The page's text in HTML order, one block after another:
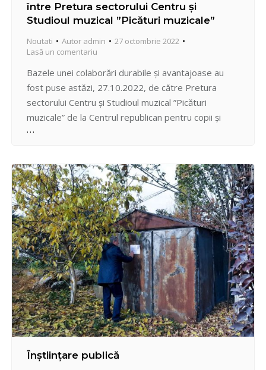
între Pretura sectorului Centru și
Studioul muzical ”Picături muzicale”
Noutati Autor admin
27 octombrie 2022
Lasă un comentariu
Bazele unei colaborări durabile și avantajoase au
fost puse astăzi, 27.10.2022, de către Pretura
sectorului Centru și Studioul muzical ”Picături
muzicale” de la Centrul republican pentru copii și
tineret ARTICO, prin semnarea unui Acord de
reprezenantele studioului Djulieta și Iulia Sandu.
Scopul colaborării constituie edificarea și
dezvoltarea unui…
Înștiințare publică